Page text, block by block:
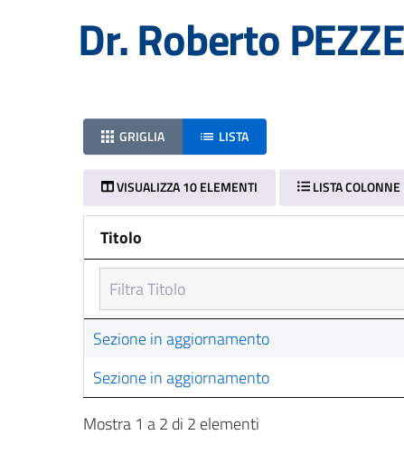
Dr. Roberto
GRIGLIA LISTA
VISUALIZZA 10 ELEMENTI LISTA COLONNE
Titolo
Titolo
Sezione in aggiornamento
Sezione in aggiornamento
Mostra 1 a 2 di 2 elementi